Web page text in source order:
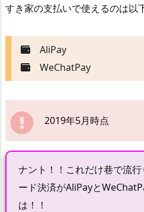
すき家の支払いで使えるのは以
AliPay
WeChatPay
2019年5月時点
ナント！！これだけ巷で流行
ード決済がAliPayと
は！！